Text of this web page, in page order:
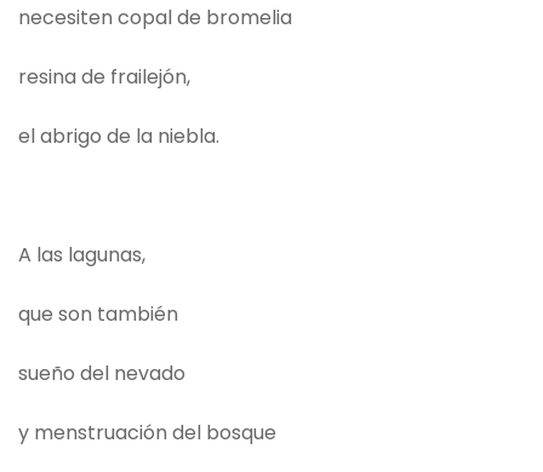
necesiten copal de bromelia
resina de frailejón,
el abrigo de la niebla.
A las lagunas,
que son también
sueño del nevado
y menstruación del bosque